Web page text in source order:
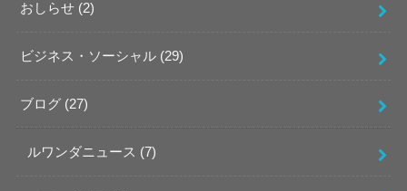
おしらせ (2)
ビジネス・ソーシャル (29)
ブログ (27)
ルワンダニュース (7)